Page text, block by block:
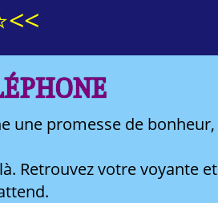
une promesse de bonheur,
Retrouvez votre voyante et